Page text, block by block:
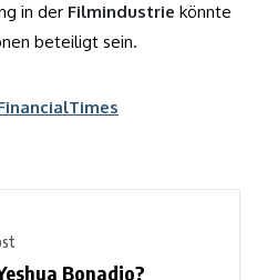
in der Filmindustrie könnte
beteiligt sein.
Bonadio?